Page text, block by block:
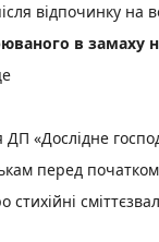
відпочинку
в замаху
«Дослідне
перед